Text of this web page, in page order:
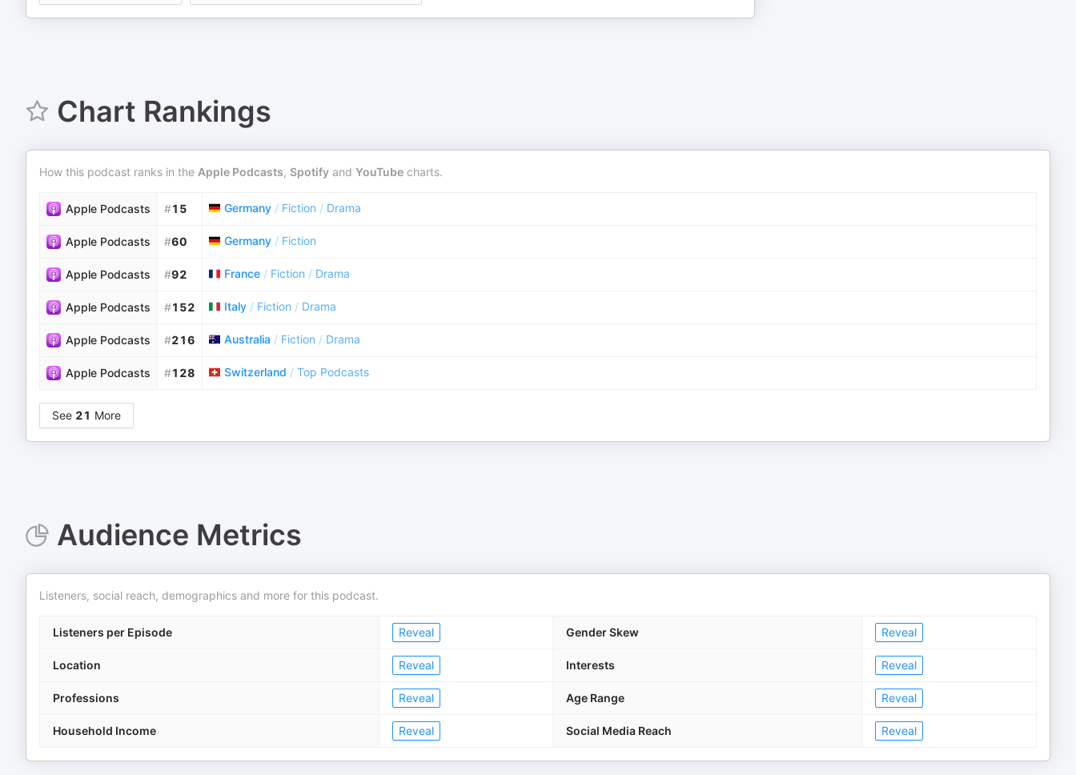
Chart Rankings
How this podcast ranks in the Apple Podcasts, Spotify and YouTube charts.
Apple Podcasts #15 Germany / Fiction / Drama
Apple Podcasts #60 Germany / Fiction
Apple Podcasts #92 France / Fiction / Drama
Apple Podcasts #152 Italy / Fiction / Drama
Apple Podcasts #216 Australia / Fiction / Drama
Apple Podcasts #128 Switzerland / Top Podcasts
See 21 More
Audience Metrics
Listeners, social reach, demographics and more for this podcast.
Listeners per Episode Reveal Gender Skew Reveal
Location Reveal Interests Reveal
Professions Reveal Age Range Reveal
Household Income Reveal Social Media Reach Reveal